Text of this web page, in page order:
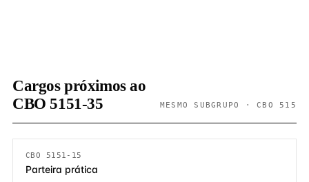
Cargos próximos ao
CBO 5151-35
MESMO SUBGRUPO · CBO 515
CBO 5151-15
Parteira prática